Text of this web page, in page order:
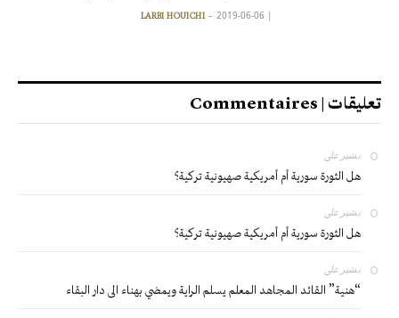
|
LARBI HOUICHI 2019-06-06
تعليقات | Commentaires
بشير على
هل الثورة سورية أم أمريكية صهيونية تركية؟
بشير على
هل الثورة سورية أم أمريكية صهيونية تركية؟
بشير على
“هنية” القائد المجاهد المعلم يسلم الراية ويمضي بهناء الى دار البقاء